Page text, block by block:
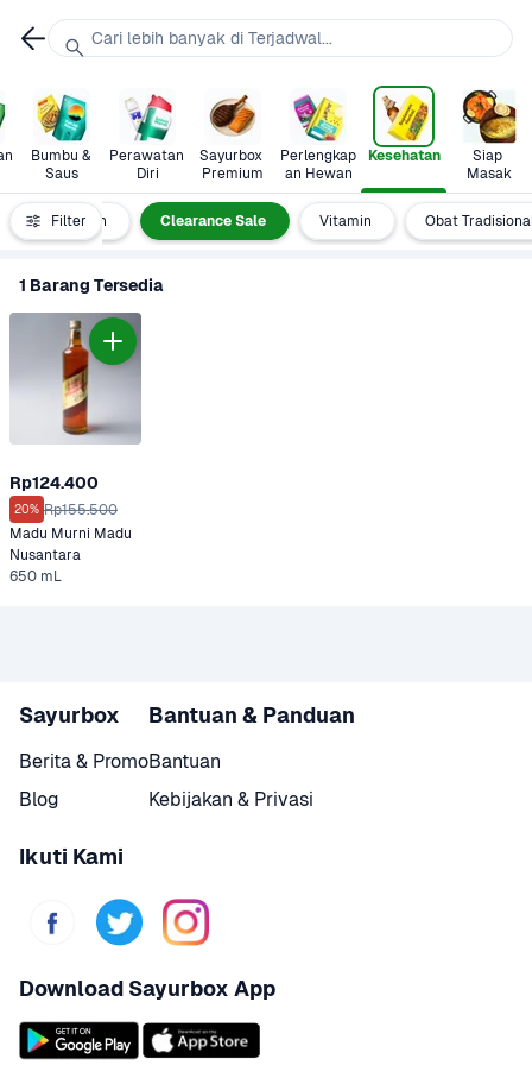
Bumbu &
Saus
Perawatan
Diri
Sayurbox
Premium
Perlengkap
an Hewan
Kesehatan
Siap
Masak
Filter
Kesehatan Clearance Sale Vitamin Obat
1 Barang Tersedia
Rp124.400
20% Rp155.500
Madu Murni Madu
Nusantara
650 mL
Sayurbox
Berita & Promo
Blog
Bantuan & Panduan
Bantuan
Kebijakan & Privasi
Ikuti Kami
Download Sayurbox App
Cari lebih banyak di Terjadwal...